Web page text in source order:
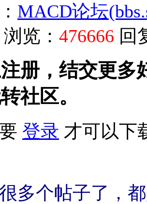
MACD论坛
浏览： 476666 回
册，结交更多
社区。
登录 才可以下
多个帖子了，